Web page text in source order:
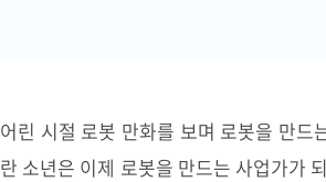
어린 시절 로봇 만화를 보며 로봇을 만
란 소년은 이제 로봇을 만드는 사업가가